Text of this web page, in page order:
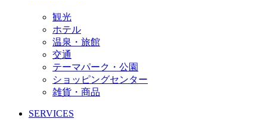
観光
ホテル
温泉・旅館
交通
テーマパーク・公園
ショッピングセンター
雑貨・商品
SERVICES